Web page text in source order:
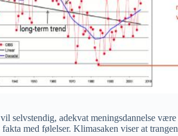
selvstendig, adekvat meningsdannelse
med følelser. Klimasaken viser at